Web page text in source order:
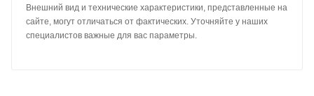
Внешний вид и технические характеристики, представленные на
сайте, могут отличаться от фактических. Уточняйте у наших
специалистов важные для вас параметры.